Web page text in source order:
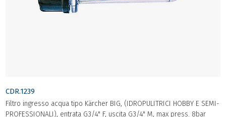
CDR.1239
Filtro ingresso acqua tipo Kärcher BIG, (IDROPULITRICI HOBBY E SEMI-
PROFESSIONALI), entrata G3/4" F, uscita G3/4" M, max press. 8bar